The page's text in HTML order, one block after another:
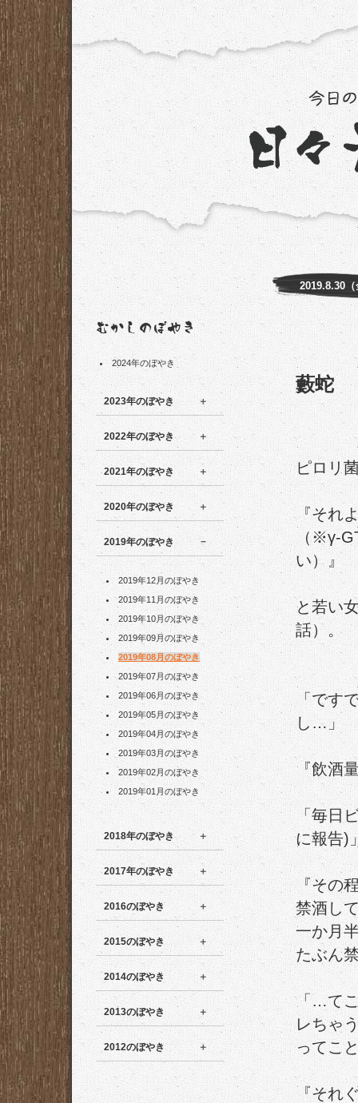
2024年のぼやき
2023年のぼやき
2022年のぼやき
2021年のぼやき
2020年のぼやき
2019年のぼやき
2019年12月のぼやき
2019年11月のぼやき
2019年10月のぼやき
2019年09月のぼやき
2019年08月のぼやき
2019年07月のぼやき
2019年06月のぼやき
2019年05月のぼやき
2019年04月のぼやき
2019年03月のぼやき
2019年02月のぼやき
2019年01月のぼやき
2018年のぼやき
2017年のぼやき
2016のぼやき
2015のぼやき
2014のぼやき
2013のぼやき
2012のぼやき
2019.8.30（
藪蛇
ピロリ
『それ
（※γ-
い）』
と若い
話）。
「です
し…」
『飲酒
「毎日
に報告)
『その
禁酒し
一か月
たぶん
「…て
レちゃ
ってこ
『それ